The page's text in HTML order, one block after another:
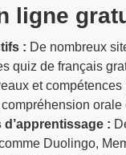
ligne
: De nombreux
quiz de français
et compétences
orale
d’apprentissage :
Duolingo,